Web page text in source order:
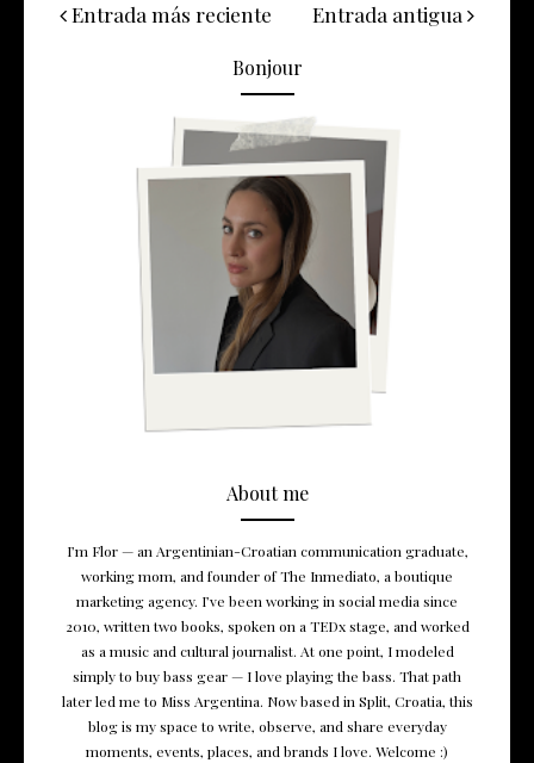
Entrada más reciente Entrada antigua
Bonjour
About me
I’m Flor — an Argentinian-Croatian communication graduate,
working mom, and founder of The Inmediato, a boutique
marketing agency. I’ve been working in social media since
2010, written two books, spoken on a TEDx stage, and worked
as a music and cultural journalist. At one point, I modeled
simply to buy bass gear — I love playing the bass. That path
later led me to Miss Argentina. Now based in Split, Croatia, this
blog is my space to write, observe, and share everyday
moments, events, places, and brands I love. Welcome :)